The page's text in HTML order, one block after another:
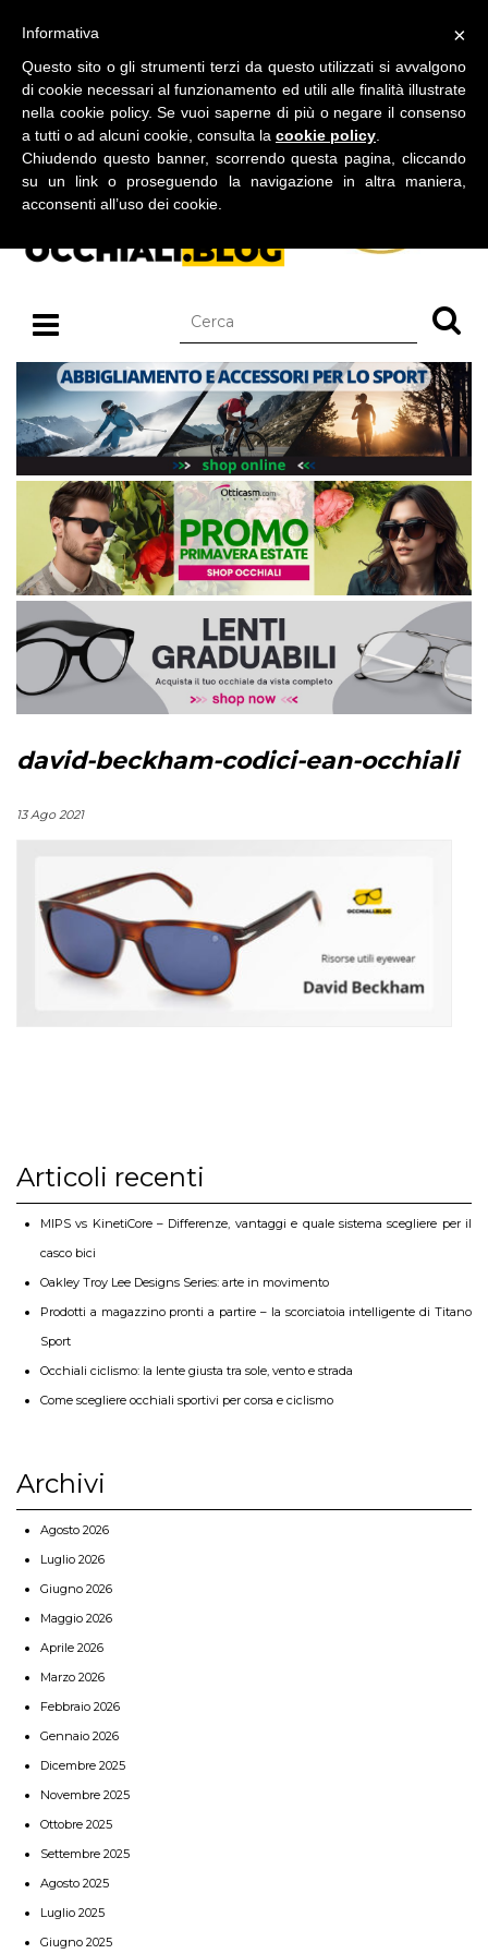
BLOG SU OCCHIALI DA SOLE E OCCHIALI DA VISTA
david-beckham-codici-ean-occhiali
13 Ago 2021
Articoli recenti
MIPS vs KinetiCore – Differenze, vantaggi e quale sistema scegliere per il
casco bici
Oakley Troy Lee Designs Series: arte in movimento
Prodotti a magazzino pronti a partire – la scorciatoia intelligente di Titano
Sport
Occhiali ciclismo: la lente giusta tra sole, vento e strada
Come scegliere occhiali sportivi per corsa e ciclismo
Archivi
Agosto 2026
Luglio 2026
Giugno 2026
Maggio 2026
Aprile 2026
Marzo 2026
Febbraio 2026
Gennaio 2026
Dicembre 2025
Novembre 2025
Ottobre 2025
Settembre 2025
Agosto 2025
Luglio 2025
Giugno 2025
×
Informativa
Questo sito o gli strumenti terzi da questo utilizzati si avvalgono
di cookie necessari al funzionamento ed utili alle finalità illustrate
nella cookie policy. Se vuoi saperne di più o negare il consenso
a tutti o ad alcuni cookie, consulta la cookie policy
Chiudendo questo banner, scorrendo questa pagina, cliccando
su un link o proseguendo la navigazione in altra maniera,
acconsenti all’uso dei cookie.